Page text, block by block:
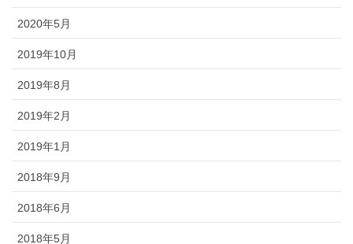
2020年5月
2019年10月
2019年8月
2019年2月
2019年1月
2018年9月
2018年6月
2018年5月